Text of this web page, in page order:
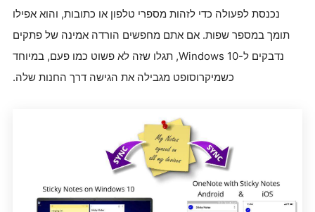
נכנסת לפעולה כדי לזהות מספרי טלפון או כתובות, והוא אפילו
תומך במספר שפות. אם אתם מחפשים הורדה אמינה של פתקים
נדבקים ל-Windows 10, תגלו שזה לא פשוט כמו פעם, במיוחד
כשמיקרוסופט מגבילה את הגישה דרך החנות שלה.